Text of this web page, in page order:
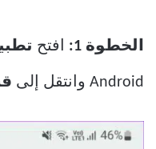
الخطوة 1: افتح
Android وانتقل إلى